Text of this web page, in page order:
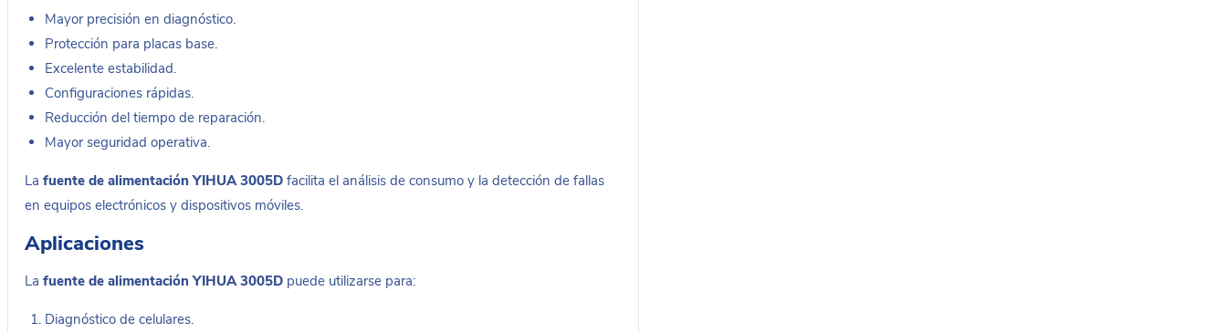
Mayor precisión en diagnóstico.
Protección para placas base.
Excelente estabilidad.
Configuraciones rápidas.
Reducción del tiempo de reparación.
Mayor seguridad operativa.
La fuente de alimentación YIHUA 3005D facilita el análisis de consumo y la detección de fallas
en equipos electrónicos y dispositivos móviles.
Aplicaciones
La fuente de alimentación YIHUA 3005D puede utilizarse para:
Diagnóstico de celulares.